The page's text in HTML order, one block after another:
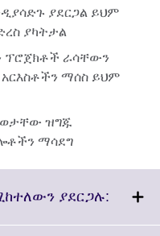
ያደርጋል ይህም
ያካትታል
ፕሮጀክቶች ራሳቸውን
ማሰስ ይህም
ዝግጁ
ማሳደግ
ያደርጋሉ: Click